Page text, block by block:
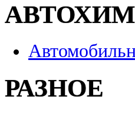
РАЗНОЕ